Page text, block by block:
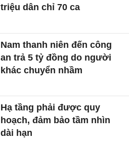
triệu dân chỉ 70 ca
Nam thanh niên đến công
an trả 5 tỷ đồng do người
khác chuyển nhầm
Hạ tầng phải được quy
hoạch, đảm bảo tầm nhìn
dài hạn